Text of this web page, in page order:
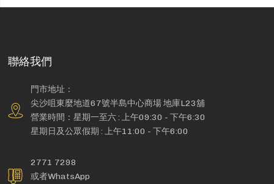
聯絡我們
門市地址：
尖沙咀東麼地道67號半島中心商場 地庫L23舖
營業時間：星期一至六 : 上午09:30 - 下午6:30
星期日及公眾假期 : 上午11:00 - 下午6:00
2771 7298
或者WhatsApp